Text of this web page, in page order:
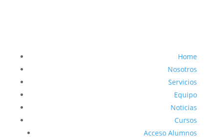
Home
Nosotros
Servicios
Equipo
Noticias
Cursos
Acceso Alumnos